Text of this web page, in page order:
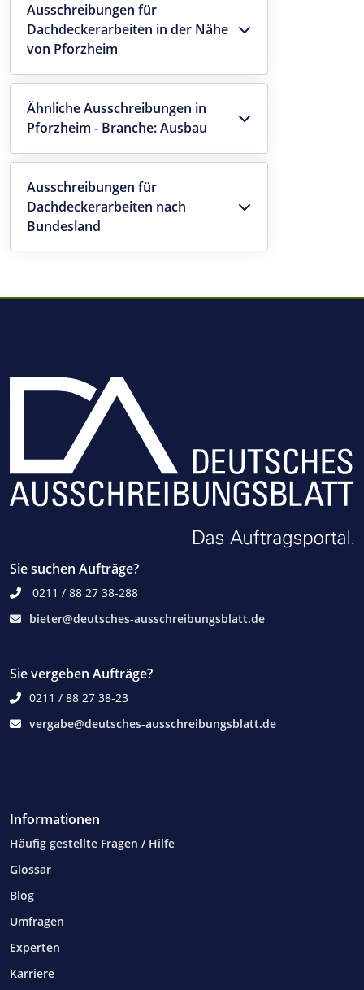
Ausschreibungen für
Dachdeckerarbeiten in der Nähe
von Pforzheim
Ähnliche Ausschreibungen in
Pforzheim - Branche: Ausbau
Ausschreibungen für
Dachdeckerarbeiten nach
Bundesland
Sie suchen Aufträge?
0211 / 88 27 38-288
bieter@deutsches-ausschreibungsblatt.de
Sie vergeben Aufträge?
0211 / 88 27 38-23
vergabe@deutsches-ausschreibungsblatt.de
Informationen
Häufig gestellte Fragen / Hilfe
Glossar
Blog
Umfragen
Experten
Karriere